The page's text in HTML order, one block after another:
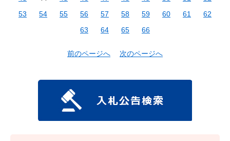
53
54 55 56 57 58 59 60 61
62
63
64 65 66
前のページへ 次のページへ